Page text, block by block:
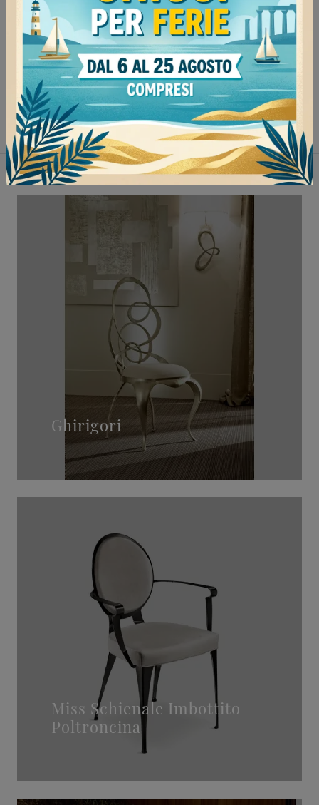
Continua a navigare
Sedie Cattelan Italia Pavia
Sedie Cattelan Italia Milano
Sedie Cattelan Italia Voghera
Sedie Cattelan Italia Mortara
Non perderti anche:
Ghirigori
Miss Schienale Imbottito
Poltroncina